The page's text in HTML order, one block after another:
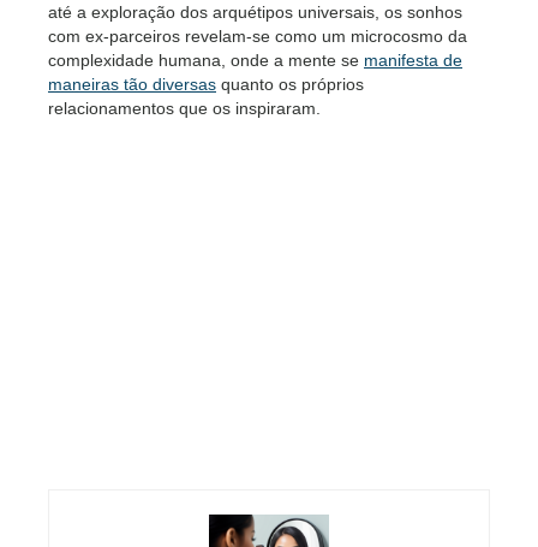
até a exploração dos arquétipos universais, os sonhos
com ex-parceiros revelam-se como um microcosmo da
complexidade humana, onde a mente se manifesta de
maneiras tão diversas quanto os próprios
relacionamentos que os inspiraram.